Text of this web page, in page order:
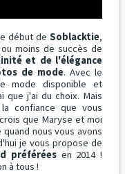
début de Soblacktie,
moins de succès de
et de l'élégance
de mode. Avec le
mode disponible et
que j'ai du choix. Mais
confiance que vous
que Maryse et moi
nous vous avons
je vous propose de
préférées en 2014 !
à tous !